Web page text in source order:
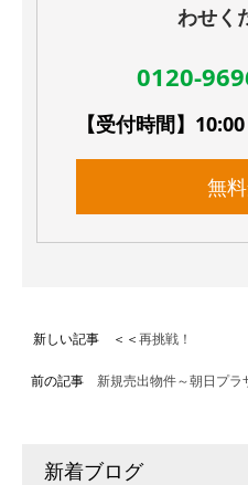
わせく
0120-
【受付時間】
無
新しい記事 ＜＜再挑戦！
前の記事 新規売出物件～朝日プ
新着ブログ